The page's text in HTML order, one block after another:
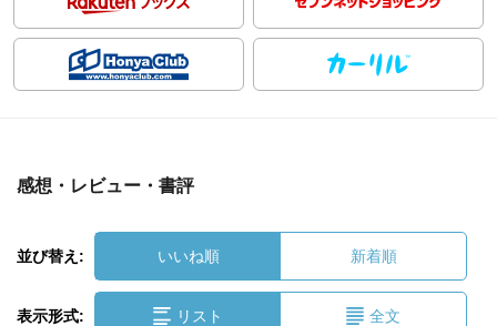
感想・レビュー・書評
並び替え: いいね順 新着順
表示形式: リスト 全文